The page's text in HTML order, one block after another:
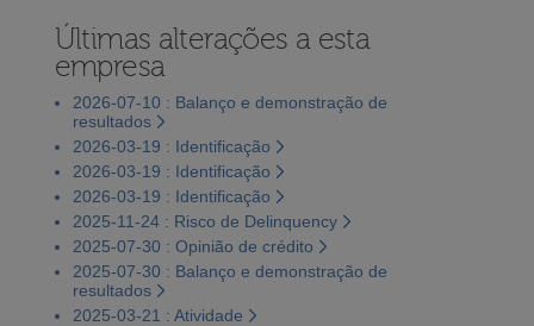
Últimas alterações a esta
empresa
2026-07-10 : Balanço e demonstração de
resultados
2026-03-19 : Identificação
2026-03-19 : Identificação
2026-03-19 : Identificação
2025-11-24 : Risco de Delinquency
2025-07-30 : Opinião de crédito
2025-07-30 : Balanço e demonstração de
resultados
2025-03-21 : Atividade